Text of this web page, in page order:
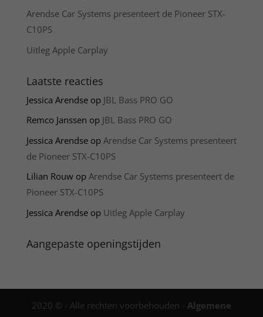
Arendse Car Systems presenteert de Pioneer STX-
C10PS
Uitleg Apple Carplay
Laatste reacties
Jessica Arendseop JBL Bass PRO GO
Remco Janssen op JBL Bass PRO GO
Jessica Arendseop Arendse Car Systems presenteert
de Pioneer STX-C10PS
Lilian Rouwop Arendse Car Systems presenteert de
Pioneer STX-C10PS
Jessica Arendseop Uitleg Apple Carplay
Aangepaste openingstijden
2020 © - Alle rechten voorbehouden - Algemene